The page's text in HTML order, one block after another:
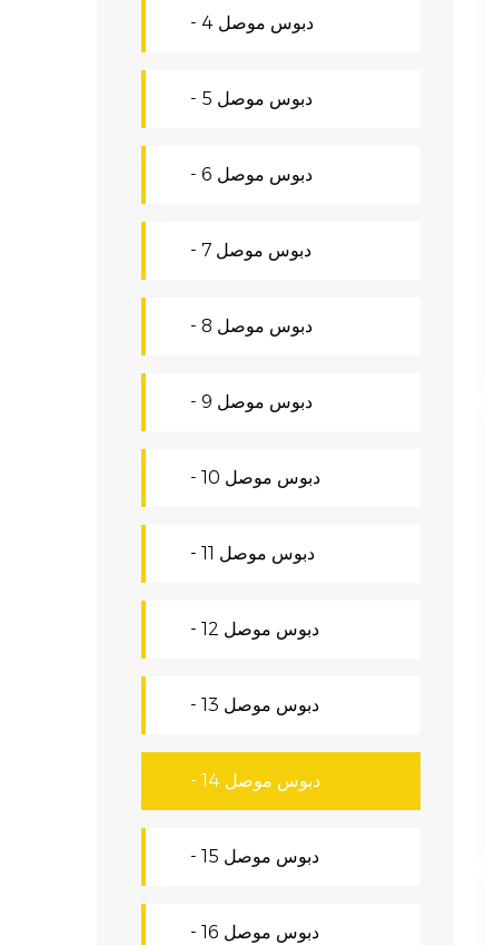
- دبوس موصل 4
- دبوس موصل 5
- دبوس موصل 6
- دبوس موصل 7
- دبوس موصل 8
- دبوس موصل 9
- دبوس موصل 10
- دبوس موصل 11
- دبوس موصل 12
- 13 دبوس موصل
- 14 دبوس موصل
- دبوس موصل 15
- دبوس موصل 16